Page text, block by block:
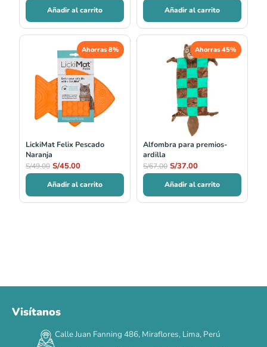
Añadir al carrito Añadir al carrito
Ahorras 8%
LickiMat Felix Pescado
Naranja
S/49.00
precio
original
era:
S/49.00.
S/45.00
El
precio
actual
es:
S/45.00.
Añadir al carrito
Ahorras 45%
Alfombra para premios-
ardilla
S/67.00
precio
original
era:
S/67.00.
S/37.00
El
precio
actual
es:
S/37.00.
Añadir al carrito
DÍAS HORAS MIN SEG
Visítanos
Calle Juan Fanning 486, Miraflores, Lima, Perú